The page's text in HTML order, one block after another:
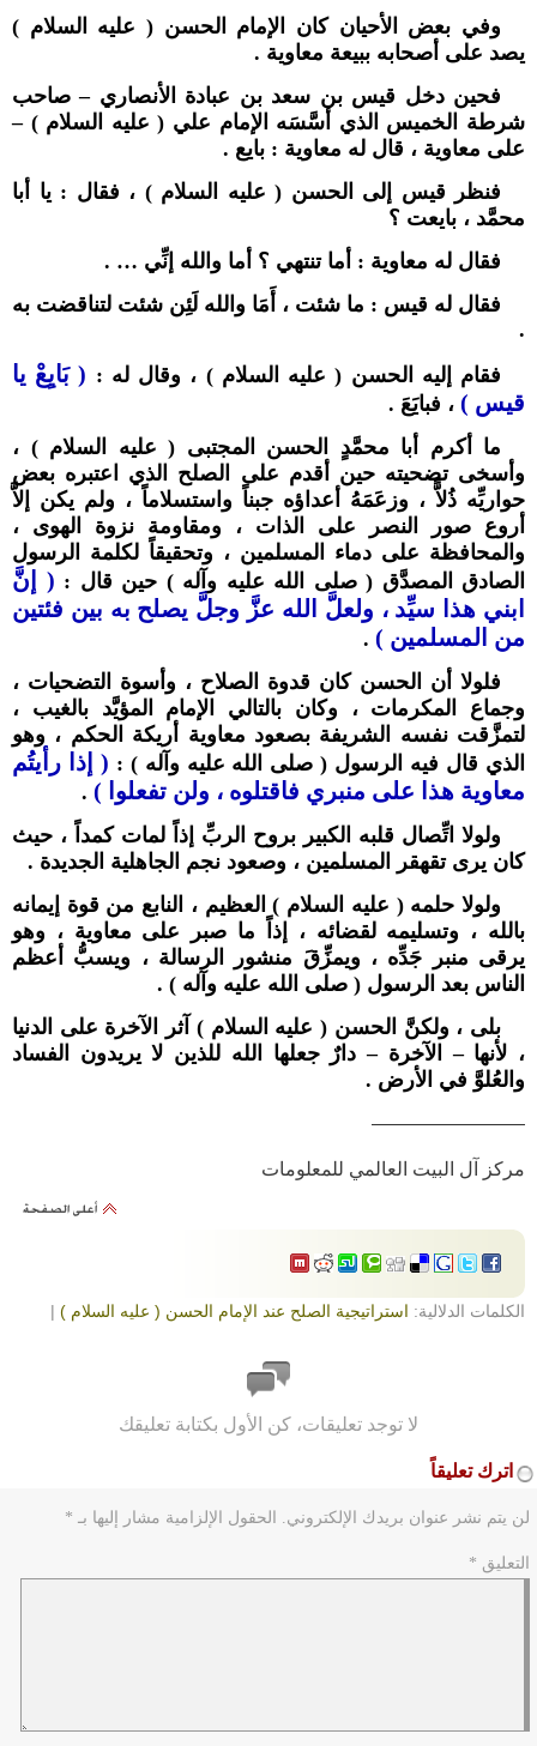
وفي بعض الأحيان كان الإمام الحسن ( عليه السلام )
يصد على أصحابه ببيعة معاوية .
فحين دخل قيس بن سعد بن عبادة الأنصاري – صاحب
شرطة الخميس الذي أسَّسَه الإمام علي ( عليه السلام ) –
على معاوية ، قال له معاوية : بايع .
فنظر قيس إلى الحسن ( عليه السلام ) ، فقال : يا أبا
محمَّد ، بايعت ؟
فقال له معاوية : أما تنتهي ؟ أما والله إنِّي … .
فقال له قيس : ما شئت ، أَمَا والله لَئِن شئت لتناقضت به
.
فقام إليه الحسن ( عليه السلام ) ، وقال له : ( بَايِعْ يا
قيس ) ، فبايَعَ .
ما أكرم أبا محمَّدٍ الحسن المجتبى ( عليه السلام ) ،
وأسخى تضحيته حين أقدم على الصلح الذي اعتبره بعض
حواريِّه ذُلاًّ ، وزعَمَهُ أعداؤه جبناً واستسلاماً ، ولم يكن إلاَّ
أروع صور النصر على الذات ، ومقاومة نزوة الهوى ،
والمحافظة على دماء المسلمين ، وتحقيقاً لكلمة الرسول
الصادق المصدَّق ( صلى الله عليه وآله ) حين قال : ( إنَّ
ابني هذا سيِّد ، ولعلَّ الله عزَّ وجلَّ يصلح به بين فئتين
من المسلمين ) .
فلولا أن الحسن كان قدوة الصلاح ، وأسوة التضحيات ،
وجماع المكرمات ، وكان بالتالي الإمام المؤيَّد بالغيب ،
لتمزَّقت نفسه الشريفة بصعود معاوية أريكة الحكم ، وهو
الذي قال فيه الرسول ( صلى الله عليه وآله ) : ( إذا رأيتُم
معاوية هذا على منبري فاقتلوه ، ولن تفعلوا ) .
ولولا اتِّصال قلبه الكبير بروح الربِّ إذاً لمات كمداً ، حيث
كان يرى تقهقر المسلمين ، وصعود نجم الجاهلية الجديدة .
ولولا حلمه ( عليه السلام ) العظيم ، النابع من قوة إيمانه
بالله ، وتسليمه لقضائه ، إذاً ما صبر على معاوية ، وهو
يرقى منبر جَدِّه ، ويمزِّقَ منشور الرسالة ، ويسبُّ أعظم
الناس بعد الرسول ( صلى الله عليه وآله ) .
بلى ، ولكنَّ الحسن ( عليه السلام ) آثر الآخرة على الدنيا
، لأنها – الآخرة – دارٌ جعلها الله للذين لا يريدون الفساد
والعُلوَّ في الأرض .
————————
مركز آل البيت العالمي للمعلومات
الكلمات الدلالية: استراتيجية الصلح عند الإمام الحسن ( عليه السلام ) |
لا توجد تعليقات، كن الأول بكتابة تعليقك
اترك تعليقاً
لن يتم نشر عنوان بريدك الإلكتروني. الحقول الإلزامية مشار إليها بـ *
التعليق *